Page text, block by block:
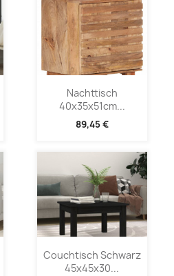
Nachttisch
40x35x51cm...
89,45 €
Couchtisch Schwarz
45x45x30...